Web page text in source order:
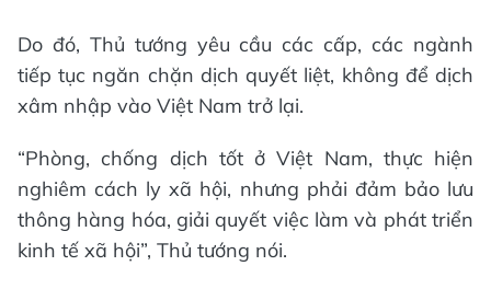
Do đó, Thủ tướng yêu cầu các cấp, các ngành
tiếp tục ngăn chặn dịch quyết liệt, không để dịch
xâm nhập vào Việt Nam trở lại.
“Phòng, chống dịch tốt ở Việt Nam, thực hiện
nghiêm cách ly xã hội, nhưng phải đảm bảo lưu
thông hàng hóa, giải quyết việc làm và phát triển
kinh tế xã hội”, Thủ tướng nói.